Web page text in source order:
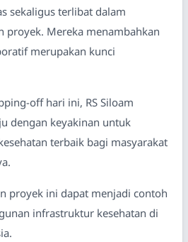
sekaligus terlibat dalam
proyek. Mereka menambahkan
merupakan kunci
off hari ini, RS Siloam
dengan keyakinan untuk
terbaik bagi masyarakat
proyek ini dapat menjadi contoh
infrastruktur kesehatan di